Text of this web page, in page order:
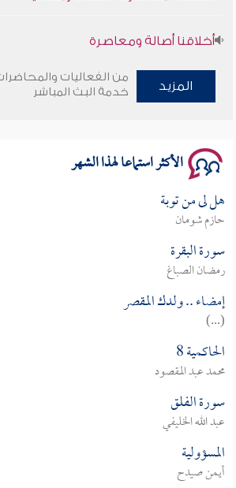
أخلاقنا أصالة ومعاصرة
وأمنهم من خوف 9
المزيد
من الفعاليات
خدمة البث المباشر
الأكثر استماعا لهذا الشهر
هل لى من توبة
حازم شومان
سورة البقرة
رمضان الصباغ
إمضاء .. ولدك المقصر
(...)
الحاكمية 8
محمد عبد المقصود
سورة الفلق
عبد الله الخليفي
المسؤولية
أيمن صيدح